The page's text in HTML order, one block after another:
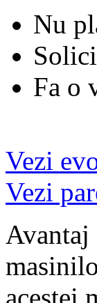
Nu
Fa o
Vezi
Vezi
Avantaj